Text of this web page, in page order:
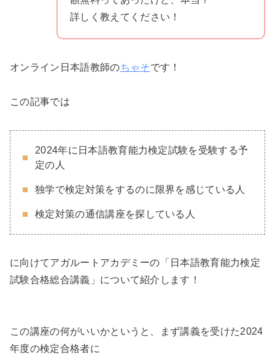
詳しく教えてください！
オンライン日本語教師のちゃそです！
この記事では
2024年に日本語教育能力検定試験を受験する予
定の人
独学で検定対策をするのに限界を感じている人
検定対策の通信講座を探している人
に向けてアガルートアカデミーの「日本語教育能力検定
試験合格総合講義」について紹介します！
この講座の何がいいかというと、まず講義を受けた2024
年度の検定合格者に